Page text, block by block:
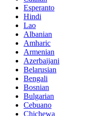
Esperanto
Hindi
Lao
Albanian
Amharic
Armenian
Azerbaijani
Belarusian
Bengali
Bosnian
Bulgarian
Cebuano
Chichewa